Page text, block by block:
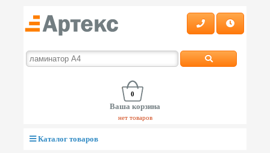
0
Ваша корзина
нет товаров
Каталог товаров